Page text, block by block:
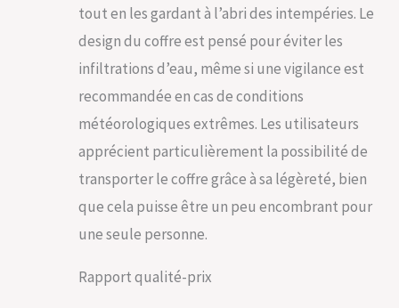
tout en les gardant à l’abri des intempéries. Le
design du coffre est pensé pour éviter les
infiltrations d’eau, même si une vigilance est
recommandée en cas de conditions
météorologiques extrêmes. Les utilisateurs
apprécient particulièrement la possibilité de
transporter le coffre grâce à sa légèreté, bien
que cela puisse être un peu encombrant pour
une seule personne.
Rapport qualité-prix